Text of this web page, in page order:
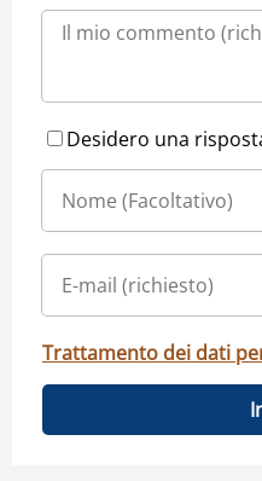
Desidero una
Trattamento dei dati